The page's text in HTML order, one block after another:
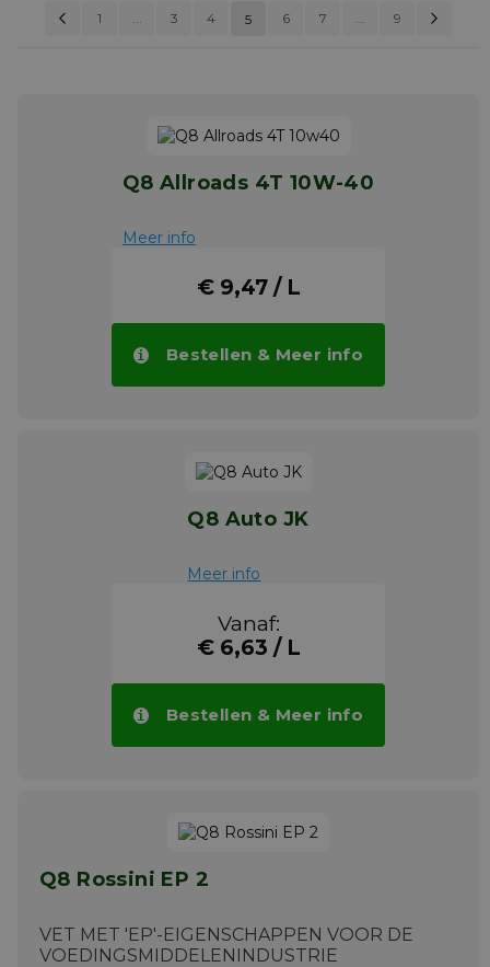
laag
PAGINAPagina
Vorige Pagina
1 ... Pagina
3 Pagina
4 U lees
5 6 7 ... 9
Q8 Allroads 4T 10W-40
Meer info
€ 9,47 / L
Bestellen & Meer info
Q8 Auto JK
Meer info
Vanaf:
€ 6,63 / L
Bestellen & Meer info
Q8 Rossini EP 2
VET MET 'EP'-EIGENSCHAPPEN VOOR DE
VOEDINGSMIDDELENINDUSTRIE